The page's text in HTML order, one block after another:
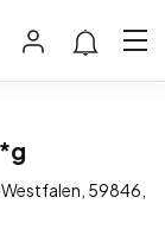
59846,